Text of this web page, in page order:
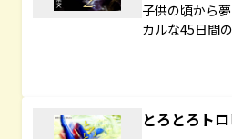
子供の頃から
カルな45日間
とろとろト